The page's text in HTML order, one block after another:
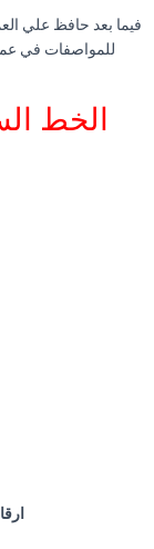
فيما بعد حافظ علي
للمواصفات في
الخط